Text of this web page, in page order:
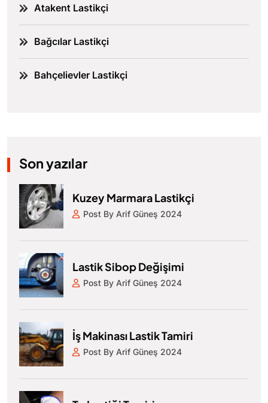
Atakent Lastikçi
Bağcılar Lastikçi
Bahçelievler Lastikçi
Son yazılar
Kuzey Marmara Lastikçi
Post By Arif Güneş 2024
Lastik Sibop Değişimi
Post By Arif Güneş 2024
İş Makinası Lastik Tamiri
Post By Arif Güneş 2024